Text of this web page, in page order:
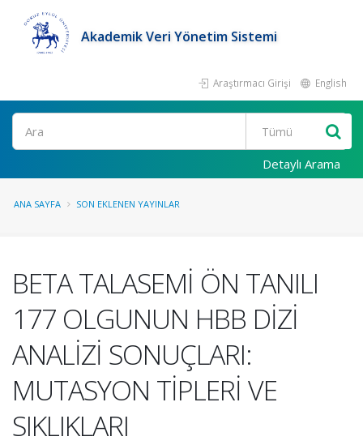
Akademik Veri Yönetim Sistemi
Araştırmacı Girişi English
Ara
Detaylı Arama
ANA SAYFA SON EKLENEN YAYINLAR
BETA TALASEMİ ÖN TANILI
177 OLGUNUN HBB DİZİ
ANALİZİ SONUÇLARI:
MUTASYON TİPLERİ VE
SIKLIKLARI